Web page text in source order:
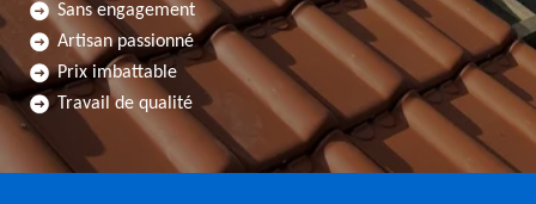
Sans engagement
Artisan passionné
Prix imbattable
Travail de qualité